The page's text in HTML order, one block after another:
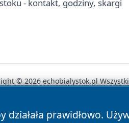
- kontakt, godziny, skargi
działała prawidłowo.
© 2026 echobialystok.pl
Autorzy Polityka